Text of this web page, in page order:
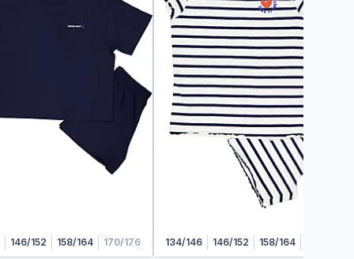
146/152 158/164 170/176 134/146 146/152 158/164